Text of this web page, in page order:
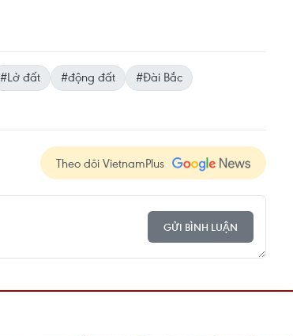
#Lở đất #động đất
#Đài Bắc
Theo dõi VietnamPlus
GỬI BÌNH LUẬN